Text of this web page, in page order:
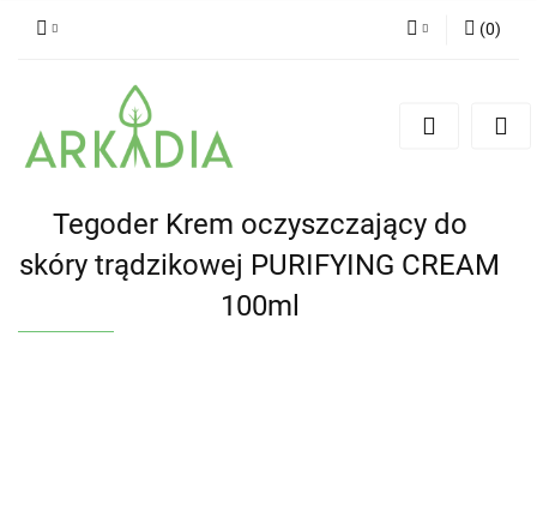
(0)
Tegoder Krem oczyszczający do
skóry trądzikowej PURIFYING CREAM
100ml